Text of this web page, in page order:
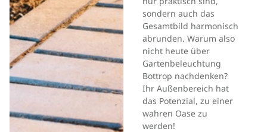
sondern auch das
Gesamtbild harmonisch
abrunden. Warum also
nicht heute über
Gartenbeleuchtung
Bottrop nachdenken?
Ihr Außenbereich hat
das Potenzial, zu einer
wahren Oase zu
werden!